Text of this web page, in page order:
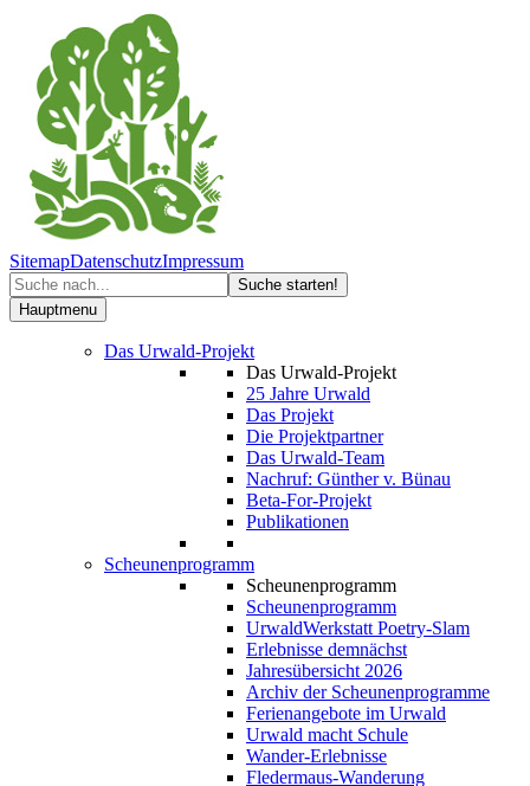
SitemapDatenschutzImpressum
Hauptmenu
Das Urwald-Projekt
Das Urwald-Projekt
25 Jahre Urwald
Das Projekt
Die Projektpartner
Das Urwald-Team
Nachruf: Günther v. Bünau
Beta-For-Projekt
Publikationen
Scheunenprogramm
Scheunenprogramm
Scheunenprogramm
UrwaldWerkstatt Poetry-Slam
Erlebnisse demnächst
Jahresübersicht 2026
Archiv der Scheunenprogramme
Ferienangebote im Urwald
Urwald macht Schule
Wander-Erlebnisse
Fledermaus-Wanderung